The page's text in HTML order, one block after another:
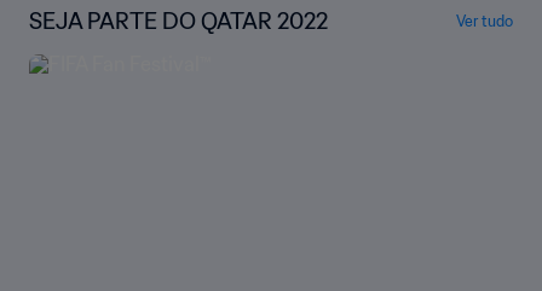
SEJA PARTE DO QATAR 2022 Ver tudo